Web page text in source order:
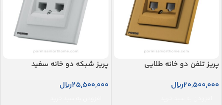
پریز تلفن دو خانه طلایی
20,500,000ریال
پریز شبکه دو خانه سفید
25,500,000ریال